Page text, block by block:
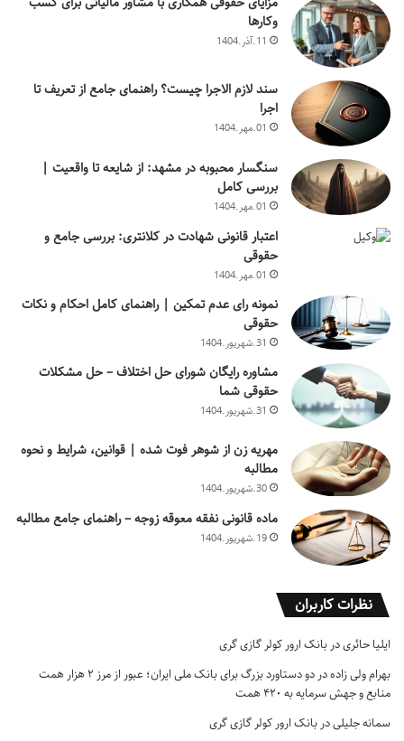
وکارها
11.آذر.1404
سند لازم الاجرا چیست؟ راهنمای جامع از تعریف تا
اجرا
01.مهر.1404
سنگسار محبوبه در مشهد: از شایعه تا واقعیت |
بررسی کامل
01.مهر.1404
اعتبار قانونی شهادت در کلانتری: بررسی جامع و
حقوقی
01.مهر.1404
نمونه رای عدم تمکین | راهنمای کامل احکام و نکات
حقوقی
31.شهریور.1404
مشاوره رایگان شورای حل اختلاف – حل مشکلات
حقوقی شما
31.شهریور.1404
مهریه زن از شوهر فوت شده | قوانین، شرایط و نحوه
مطالبه
30.شهریور.1404
ماده قانونی نفقه معوقه زوجه – راهنمای جامع مطالبه
19.شهریور.1404
نظرات کاربران
ایلیا حائریدر بانک ارور کولر گازی گری
بهرام ولی زادهدر
دو دستاورد بزرگ برای بانک ملی ایران؛ عبور از مرز ۲ هزار همت
منابع و جهش سرمایه به ۴۲۰ همت
سمانه جلیلیدر بانک ارور کولر گازی گری